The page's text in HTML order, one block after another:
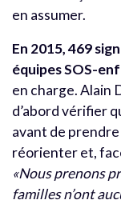
en assumer.
En 2015, 469
équipes SOS-
en charge. Alain
d’abord vérifier
avant de
réorienter et,
«Nous prenons
familles n’ont